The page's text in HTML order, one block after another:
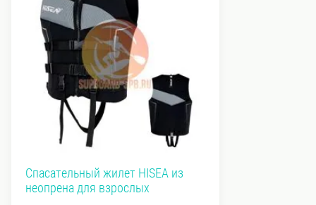
Спасательный жилет HISEA из
неопрена для взрослых